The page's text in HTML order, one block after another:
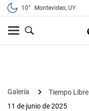
10° Montevideo, UY
Galería Tiempo Libre
11 de junio de 2025